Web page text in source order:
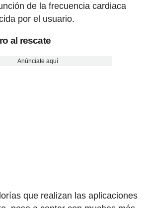
de la frecuencia cardiaca
por el usuario.
al rescate
Anúnciate aquí
que realizan las aplicaciones